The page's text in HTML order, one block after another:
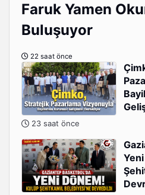
Faruk Yamen
Buluşuyor
22 saat önce
23 saat önce